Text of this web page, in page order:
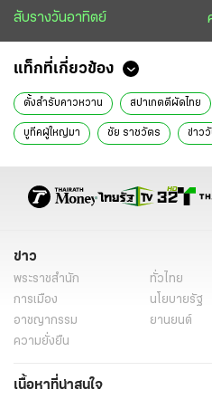
สับรางวันอาทิตย์
แท็กที่เกี่ยวข้อง
ตั้งสำรับคาวหวาน สปาเกตตีผัดไทย
บูทีคผู้ใหญ่มา ชัย ราชวัตร ข่าว
ข่าว
พระราชสำนัก ทั่วไทย
การเมือง
นโยบายรัฐ
อาชญากรรม
ยานยนต์
ความยั่งยืน
เนื้อหาที่น่าสนใจ